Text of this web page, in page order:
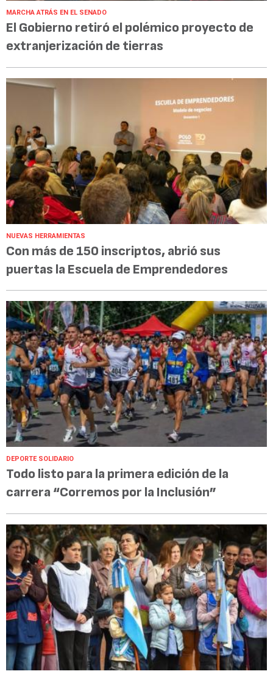
MARCHA ATRÁS EN EL SENADO
El Gobierno retiró el polémico proyecto de
extranjerización de tierras
NUEVAS HERRAMIENTAS
Con más de 150 inscriptos, abrió sus
puertas la Escuela de Emprendedores
DEPORTE SOLIDARIO
Todo listo para la primera edición de la
carrera “Corremos por la Inclusión”